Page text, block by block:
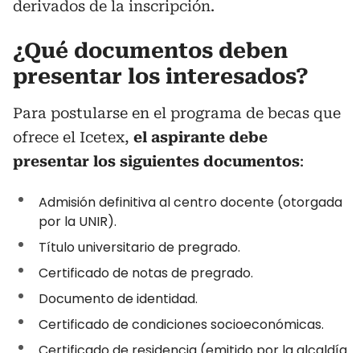
derivados de la inscripción.
¿Qué documentos deben
presentar los interesados?
Para postularse en el programa de becas que
ofrece el Icetex, el aspirante debe
presentar los siguientes documentos:
Admisión definitiva al centro docente (otorgada
por la UNIR).
Título universitario de pregrado.
Certificado de notas de pregrado.
Documento de identidad.
Certificado de condiciones socioeconómicas.